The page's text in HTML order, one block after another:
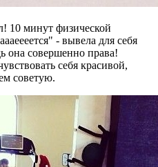
10 минут физической
- вывела для себя
она совершенно права!
себя красивой,
советую.